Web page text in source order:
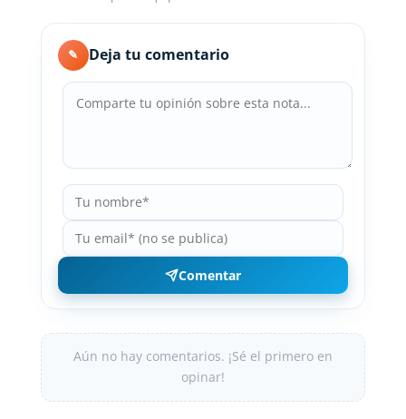
✎ Deja tu comentario
Comentar
Aún no hay comentarios. ¡Sé el primero en
opinar!